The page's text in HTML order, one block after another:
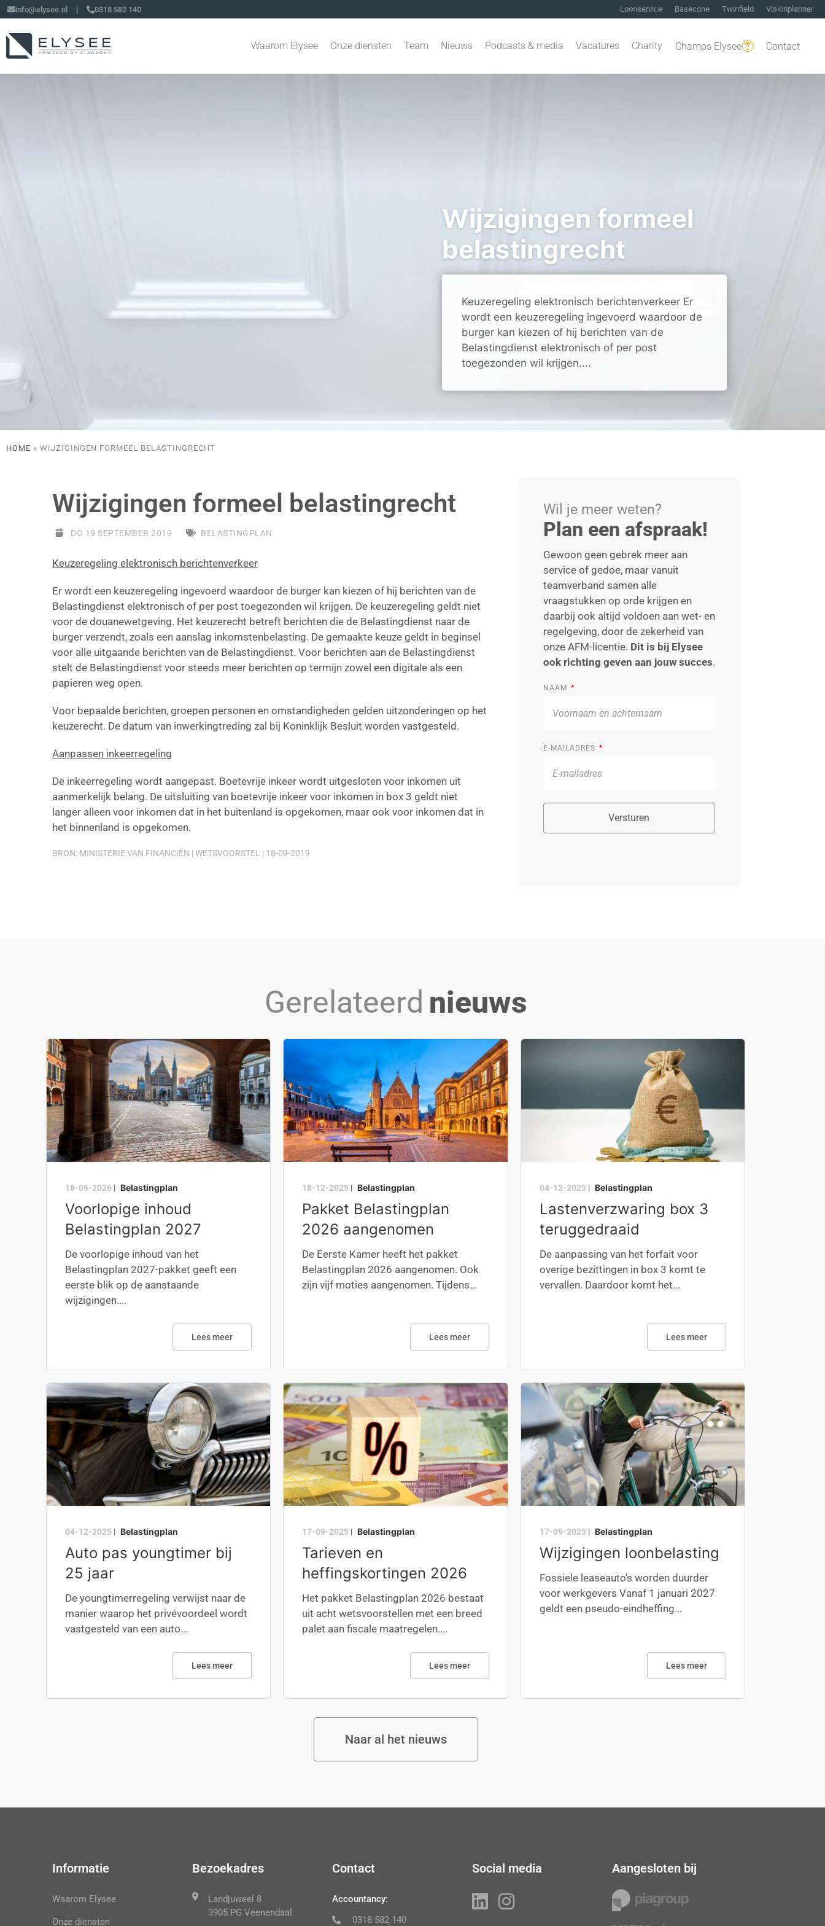
info@elysee.nl 0318 582 140 Loonservice Basecone Twinfield Visionplanner
Waarom Elysee Onze diensten Team Nieuws Podcasts & media Vacatures Charity Champs Elysee Contact
Wijzigingen formeel
belastingrecht
Keuzeregeling elektronisch berichtenverkeer Er
wordt een keuzeregeling ingevoerd waardoor de
burger kan kiezen of hij berichten van de
Belastingdienst elektronisch of per post
toegezonden wil krijgen....
HOME » WIJZIGINGEN FORMEEL BELASTINGRECHT
Wijzigingen formeel belastingrecht
DO 19 SEPTEMBER 2019 BELASTINGPLAN
Keuzeregeling elektronisch berichtenverkeer
Er wordt een keuzeregeling ingevoerd waardoor de burger kan kiezen of hij berichten van de
Belastingdienst elektronisch of per post toegezonden wil krijgen. De keuzeregeling geldt niet
voor de douanewetgeving. Het keuzerecht betreft berichten die de Belastingdienst naar de
burger verzendt, zoals een aanslag inkomstenbelasting. De gemaakte keuze geldt in beginsel
voor alle uitgaande berichten van de Belastingdienst. Voor berichten aan de Belastingdienst
stelt de Belastingdienst voor steeds meer berichten op termijn zowel een digitale als een
papieren weg open.
Voor bepaalde berichten, groepen personen en omstandigheden gelden uitzonderingen op het
keuzerecht. De datum van inwerkingtreding zal bij Koninklijk Besluit worden vastgesteld.
Aanpassen inkeerregeling
De inkeerregeling wordt aangepast. Boetevrije inkeer wordt uitgesloten voor inkomen uit
aanmerkelijk belang. De uitsluiting van boetevrije inkeer voor inkomen in box 3 geldt niet
langer alleen voor inkomen dat in het buitenland is opgekomen, maar ook voor inkomen dat in
het binnenland is opgekomen.
BRON: MINISTERIE VAN FINANCIËN | WETSVOORSTEL | 18-09-2019
Wil je meer weten?
Plan een afspraak!
Gewoon geen gebrek meer aan
service of gedoe, maar vanuit
teamverband samen alle
vraagstukken op orde krijgen en
daarbij ook altijd voldoen aan wet- en
regelgeving, door de zekerheid van
onze AFM-licentie. Dit is bij Elysee
ook richting geven aan jouw succes.
NAAM
E-MAILADRES
Versturen
Gerelateerd nieuws
18-06-2026 | Belastingplan
Voorlopige inhoud
Belastingplan 2027
De voorlopige inhoud van het
Belastingplan 2027-pakket geeft een
eerste blik op de aanstaande
wijzigingen....
Lees meer
18-12-2025 | Belastingplan
Pakket Belastingplan
2026 aangenomen
De Eerste Kamer heeft het pakket
Belastingplan 2026 aangenomen. Ook
zijn vijf moties aangenomen. Tijdens...
Lees meer
04-12-2025| Belastingplan
Lastenverzwaring box 3
teruggedraaid
De aanpassing van het forfait voor
overige bezittingen in box 3 komt te
vervallen. Daardoor komt het...
Lees meer
04-12-2025 | Belastingplan
Auto pas youngtimer bij
25 jaar
De youngtimerregeling verwijst naar de
manier waarop het privévoordeel wordt
vastgesteld van een auto...
Lees meer
17-09-2025 | Belastingplan
Tarieven en
heffingskortingen 2026
Het pakket Belastingplan 2026 bestaat
uit acht wetsvoorstellen met een breed
palet aan fiscale maatregelen....
Lees meer
17-09-2025| Belastingplan
Wijzigingen loonbelasting
Fossiele leaseauto’s worden duurder
voor werkgevers Vanaf 1 januari 2027
geldt een pseudo-eindheffing...
Lees meer
Naar al het nieuws
Informatie
Waarom Elysee
Onze diensten
Bezoekadres
Landjuweel 8
3905 PG Veenendaal
Contact
Accountancy:
0318 582 140
Social media Aangesloten bij